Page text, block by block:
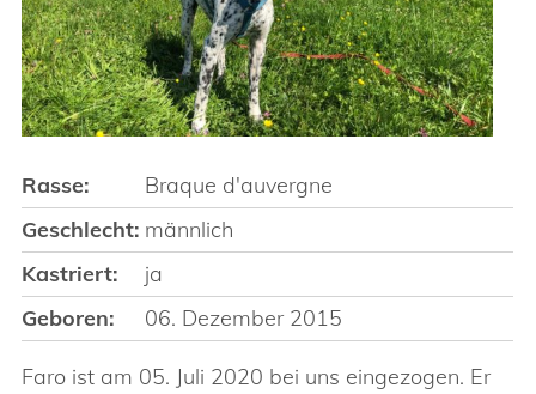
Rasse:
Braque d'auvergne
Geschlecht: männlich
Kastriert:
ja
Geboren:
06. Dezember 2015
Faro ist am 05. Juli 2020 bei uns eingezogen. Er